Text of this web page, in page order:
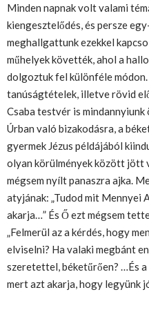
Minden napnak volt valami
kiengesztelődés, és persze
meghallgattunk ezekkel
műhelyek követték, ahol a
dolgoztuk fel különféle
tanúságtételek, illetve rövid
Csaba testvér is mindannyiunk
Úrban való bizakodásra, a
gyermek Jézus példájából
olyan körülmények között jött
mégsem nyílt panaszra ajka.
atyjának: „Tudod mit Mennyei
akarja…” És Ő ezt mégsem
„Felmerül az a kérdés, hogy
elviselni? Ha valaki megbánt
szeretettel, béketűrően? …És
mert azt akarja, hogy legyünk